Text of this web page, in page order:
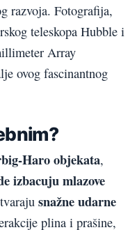
razvoja. Fotografija,
teleskopa Hubble i
Array
ovog fascinantnog
Haro objekata,
izbacuju mlazove
snažne udarne
plina i prašine,